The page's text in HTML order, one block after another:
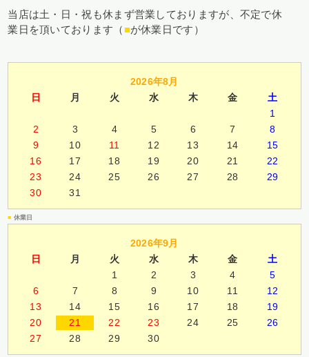
当店は土・日・祝も休まず営業しておりますが、不定で休
業日を頂いております（■が休業日です）
2026年8月
日
月 火 水 木 金
土
1
2
3 4 5 6 7
8
9
10 11 12 13 14
15
16
17 18 19 20 21
22
23
24 25 26 27 28
29
30
31
■ 休業日
2026年9月
日
月 火 水 木 金
土
1
2 3 4
5
6
7 8 9 10 11
12
13
14 15 16 17 18
19
20
21 22 23 24 25
26
27
28 29 30